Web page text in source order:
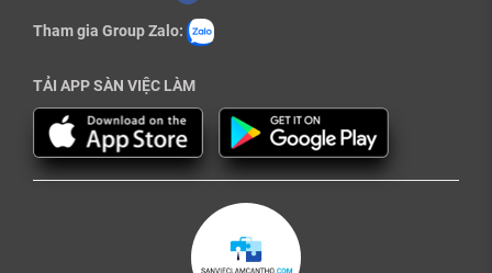
Tham gia Group Zalo:
TẢI APP SÀN VIỆC LÀM